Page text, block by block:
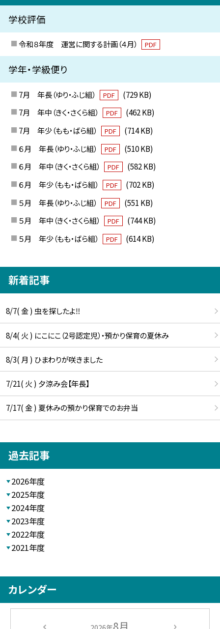
学校評価
令和８年度 運営に関する計画（４月） PDF
学年・学級便り
7月 年長（ゆり・ふじ組） PDF
(729 KB)
7月 年中（きく・さくら組）
PDF
(462 KB)
7月 年少（もも・ばら組）
PDF
(714 KB)
６月 年長（ゆり・ふじ組）
PDF
(510 KB)
６月 年中（きく・さくら組）
PDF
(582 KB)
６月 年少（もも・ばら組）
PDF
(702 KB)
５月 年長（ゆり・ふじ組）
PDF
(551 KB)
５月 年中（きく・さくら組）
PDF
(744 KB)
５月 年少（もも・ばら組）
PDF (614 KB)
新着記事
8/7( 金 ) 虫を探したよ‼
8/4( 火 ) にこにこ（2号認定児）・預かり保育の夏休み
8/3( 月 ) ひまわりが咲きました
7/21( 火 ) 夕涼み会【年長】
7/17( 金 ) 夏休みの預かり保育でのお弁当
過去記事
2026年度
2025年度
2024年度
2023年度
2022年度
2021年度
カレンダー
8月